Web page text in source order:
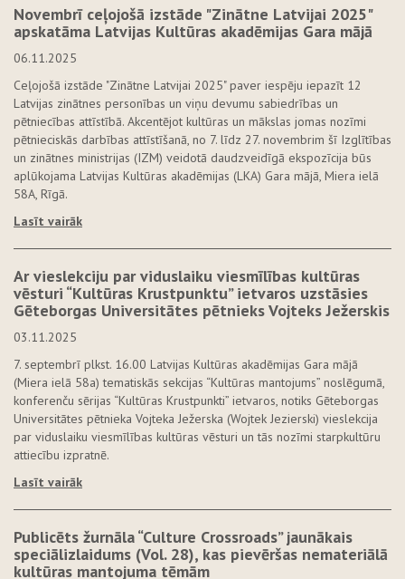
Novembrī ceļojošā izstāde "Zinātne Latvijai 2025"
apskatāma Latvijas Kultūras akadēmijas Gara mājā
06.11.2025
Ceļojošā izstāde "Zinātne Latvijai 2025" paver iespēju iepazīt 12
Latvijas zinātnes personības un viņu devumu sabiedrības un
pētniecības attīstībā. Akcentējot kultūras un mākslas jomas nozīmi
pētnieciskās darbības attīstīšanā, no 7. līdz 27. novembrim šī Izglītības
un zinātnes ministrijas (IZM) veidotā daudzveidīgā ekspozīcija būs
aplūkojama Latvijas Kultūras akadēmijas (LKA) Gara mājā, Miera ielā
58A, Rīgā.
Lasīt vairāk
Ar vieslekciju par viduslaiku viesmīlības kultūras
vēsturi “Kultūras Krustpunktu” ietvaros uzstāsies
Gēteborgas Universitātes pētnieks Vojteks Ježerskis
03.11.2025
7. septembrī plkst. 16.00 Latvijas Kultūras akadēmijas Gara mājā
(Miera ielā 58a) tematiskās sekcijas “Kultūras mantojums” noslēgumā,
konferenču sērijas “Kultūras Krustpunkti” ietvaros, notiks Gēteborgas
Universitātes pētnieka Vojteka Ježerska (Wojtek Jezierski) vieslekcija
par viduslaiku viesmīlības kultūras vēsturi un tās nozīmi starpkultūru
attiecību izpratnē.
Lasīt vairāk
Publicēts žurnāla “Culture Crossroads” jaunākais
speciālizlaidums (Vol. 28), kas pievēršas nemateriālā
kultūras mantojuma tēmām